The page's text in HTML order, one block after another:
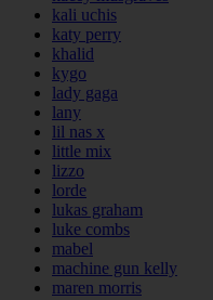
kali uchis
katy perry
khalid
kygo
lady gaga
lany
lil nas x
little mix
lizzo
lorde
lukas graham
luke combs
mabel
machine gun kelly
maren morris